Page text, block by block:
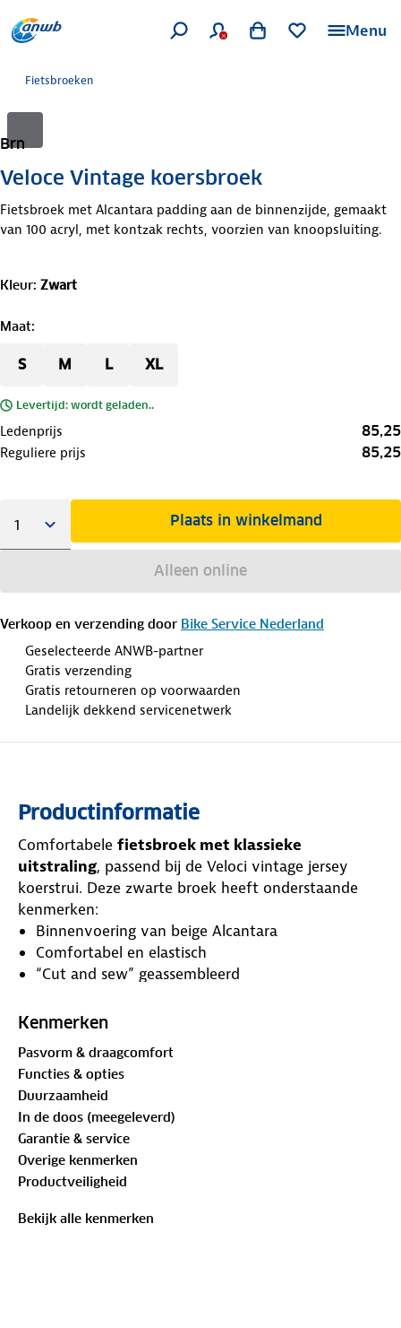
Menu
Fietsbroeken
Brn
Veloce Vintage koersbroek
Fietsbroek met Alcantara padding aan de binnenzijde, gemaakt
van 100 acryl, met kontzak rechts, voorzien van knoopsluiting.
Kleur: Zwart
Maat:
S M L XL
Levertijd: wordt geladen..
Ledenprijs 85,25
Reguliere prijs 85,25
Plaats in winkelmand
Alleen online
Verkoop en verzending door Bike Service Nederland
Geselecteerde ANWB-partner
Gratis verzending
Gratis retourneren op voorwaarden
Landelijk dekkend servicenetwerk
Productinformatie
Comfortabele fietsbroek met klassieke
uitstraling, passend bij de Veloci vintage jersey
koerstrui. Deze zwarte broek heeft onderstaande
kenmerken:
Binnenvoering van beige Alcantara
Comfortabel en elastisch
“Cut and sew” geassembleerd
Stof: licht
Kenmerken
Pasvorm & draagcomfort
Functies & opties
Duurzaamheid
In de doos (meegeleverd)
Garantie & service
Overige kenmerken
Productveiligheid
Bekijk alle kenmerken